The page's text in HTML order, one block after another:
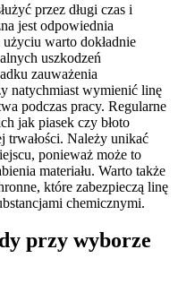
przez długi czas i
jest odpowiednia
warto dokładnie
uszkodzeń
zauważenia
natychmiast wymienić linę
podczas pracy. Regularne
jak piasek czy błoto
trwałości. Należy unikać
ponieważ może to
materiału. Warto także
które zabezpieczą linę
chemicznymi.
przy wyborze